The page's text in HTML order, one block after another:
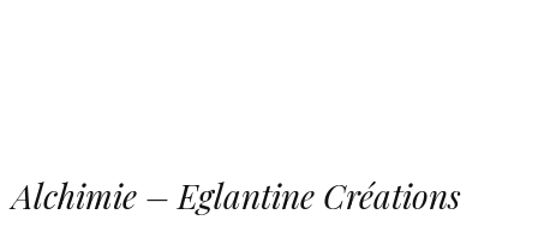
Alchimie – Eglantine Créations